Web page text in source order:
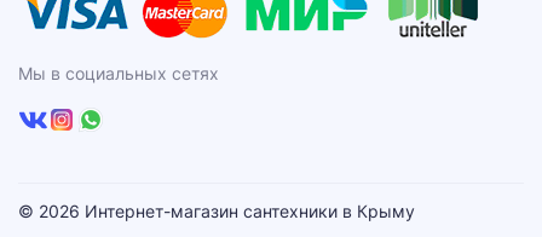
Мы в социальных сетях
© 2026 Интернет-магазин сантехники в Крыму